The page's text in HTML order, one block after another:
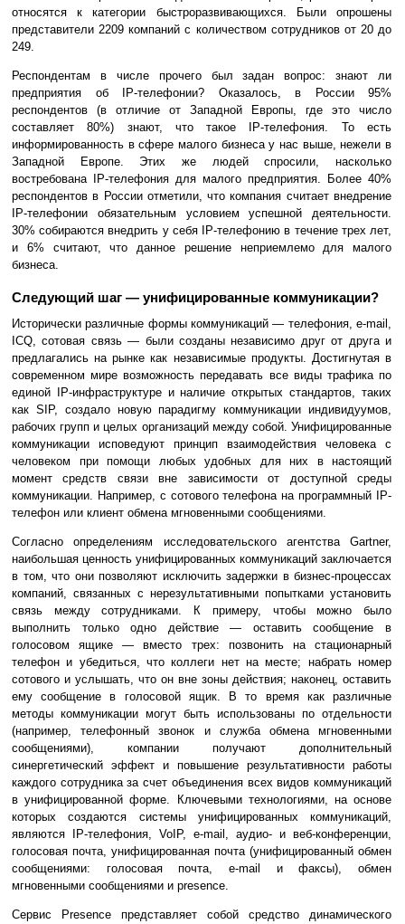
относятся к категории быстроразвивающихся. Были опрошены
представители 2209 компаний с количеством сотрудников от 20 до
249.
Респондентам в числе прочего был задан вопрос: знают ли
предприятия об IP-телефонии? Оказалось, в России 95%
респондентов (в отличие от Западной Европы, где это число
составляет 80%) знают, что такое IP-телефония. То есть
информированность в сфере малого бизнеса у нас выше, нежели в
Западной Европе. Этих же людей спросили, насколько
востребована IP-телефония для малого предприятия. Более 40%
респондентов в России отметили, что компания считает внедрение
IP-телефонии обязательным условием успешной деятельности.
30% собираются внедрить у себя IP-телефонию в течение трех лет,
и 6% считают, что данное решение неприемлемо для малого
бизнеса.
Следующий шаг — унифицированные коммуникации?
Исторически различные формы коммуникаций — телефония, e-mail,
ICQ, сотовая связь — были созданы независимо друг от друга и
предлагались на рынке как независимые продукты. Достигнутая в
современном мире возможность передавать все виды трафика по
единой IP-инфраструктуре и наличие открытых стандартов, таких
как SIP, создало новую парадигму коммуникации индивидуумов,
рабочих групп и целых организаций между собой. Унифицированные
коммуникации исповедуют принцип взаимодействия человека с
человеком при помощи любых удобных для них в настоящий
момент средств связи вне зависимости от доступной среды
коммуникации. Например, с сотового телефона на программный IP-
телефон или клиент обмена мгновенными сообщениями.
Согласно определениям исследовательского агентства Gartner,
наибольшая ценность унифицированных коммуникаций заключается
в том, что они позволяют исключить задержки в бизнес-процессах
компаний, связанных с нерезультативными попытками установить
связь между сотрудниками. К примеру, чтобы можно было
выполнить только одно действие — оставить сообщение в
голосовом ящике — вместо трех: позвонить на стационарный
телефон и убедиться, что коллеги нет на месте; набрать номер
сотового и услышать, что он вне зоны действия; наконец, оставить
ему сообщение в голосовой ящик. В то время как различные
методы коммуникации могут быть использованы по отдельности
(например, телефонный звонок и служба обмена мгновенными
сообщениями), компании получают дополнительный
синергетический эффект и повышение результативности работы
каждого сотрудника за счет объединения всех видов коммуникаций
в унифицированной форме. Ключевыми технологиями, на основе
которых создаются системы унифицированных коммуникаций,
являются IP-телефония, VoIP, e-mail, аудио- и веб-конференции,
голосовая почта, унифицированная почта (унифицированный обмен
сообщениями: голосовая почта, e-mail и факсы), обмен
мгновенными сообщениями и presence.
Сервис Presence представляет собой средство динамического